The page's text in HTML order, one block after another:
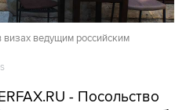
ведущим российским
- Посольство